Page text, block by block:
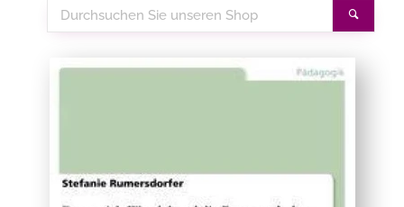
Durchsuchen
Sie
Shop